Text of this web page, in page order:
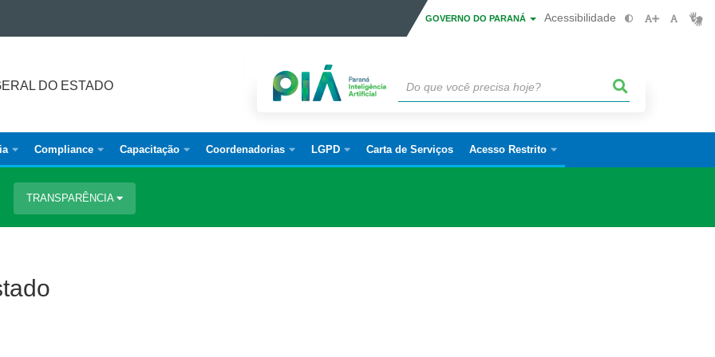
GOVERNO DO PARANÁ Acessibilidade
DO ESTADO
Compliance Capacitação Coordenadorias LGPD Carta de Serviços Acesso Restrito
TRANSPARÊNCIA